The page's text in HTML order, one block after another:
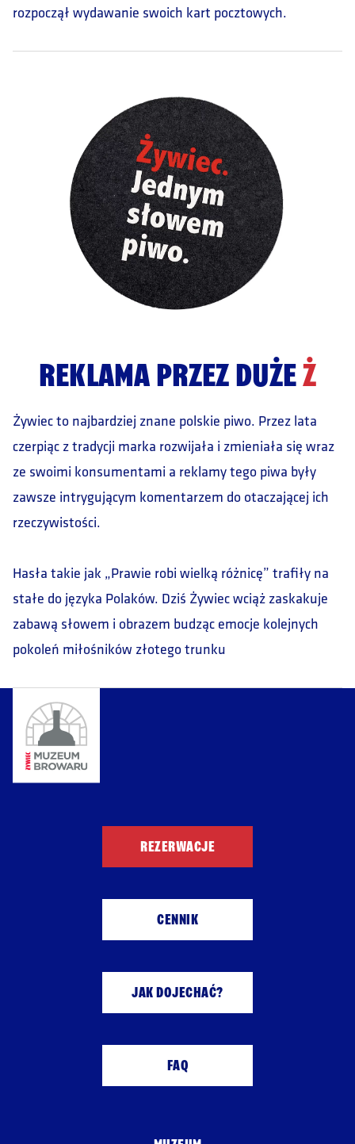
rozpoczął wydawanie swoich kart pocztowych.
REKLAMA PRZEZ DUŻE Ż
Żywiec to najbardziej znane polskie piwo. Przez lata
czerpiąc z tradycji marka rozwijała i zmieniała się wraz
ze swoimi konsumentami a reklamy tego piwa były
zawsze intrygującym komentarzem do otaczającej ich
rzeczywistości.
Hasła takie jak „Prawie robi wielką różnicę” trafiły na
stałe do języka Polaków. Dziś Żywiec wciąż zaskakuje
zabawą słowem i obrazem budząc emocje kolejnych
pokoleń miłośników złotego trunku
REZERWACJE
CENNIK
JAK DOJECHAĆ?
FAQ